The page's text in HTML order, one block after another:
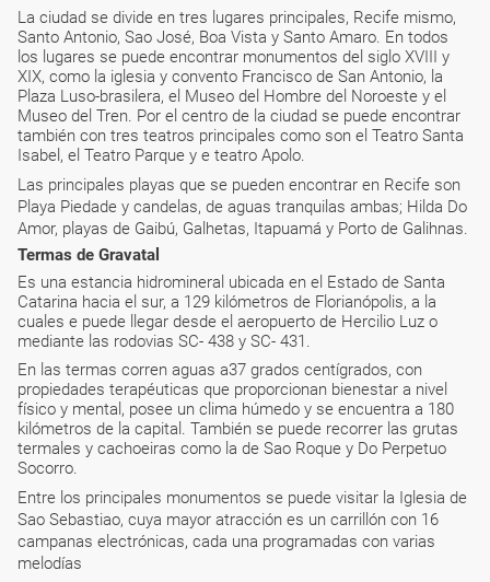
La ciudad se divide en tres lugares principales, Recife mismo,
Santo Antonio, Sao José, Boa Vista y Santo Amaro. En todos
los lugares se puede encontrar monumentos del siglo XVIII y
XIX, como la iglesia y convento Francisco de San Antonio, la
Plaza Luso-brasilera, el Museo del Hombre del Noroeste y el
Museo del Tren. Por el centro de la ciudad se puede encontrar
también con tres teatros principales como son el Teatro Santa
Isabel, el Teatro Parque y e teatro Apolo.
Las principales playas que se pueden encontrar en Recife son
Playa Piedade y candelas, de aguas tranquilas ambas; Hilda Do
Amor, playas de Gaibú, Galhetas, Itapuamá y Porto de Galihnas.
Termas de Gravatal
Es una estancia hidromineral ubicada en el Estado de Santa
Catarina hacia el sur, a 129 kilómetros de Florianópolis, a la
cuales e puede llegar desde el aeropuerto de Hercilio Luz o
mediante las rodovias SC- 438 y SC- 431.
En las termas corren aguas a37 grados centígrados, con
propiedades terapéuticas que proporcionan bienestar a nivel
físico y mental, posee un clima húmedo y se encuentra a 180
kilómetros de la capital. También se puede recorrer las grutas
termales y cachoeiras como la de Sao Roque y Do Perpetuo
Socorro.
Entre los principales monumentos se puede visitar la Iglesia de
Sao Sebastiao, cuya mayor atracción es un carrillón con 16
campanas electrónicas, cada una programadas con varias
melodías